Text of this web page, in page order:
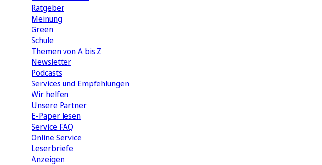
Ratgeber
Meinung
Green
Schule
Themen von A bis Z
Newsletter
Podcasts
Services und Empfehlungen
Wir helfen
Unsere Partner
E-Paper lesen
Service FAQ
Online Service
Leserbriefe
Anzeigen